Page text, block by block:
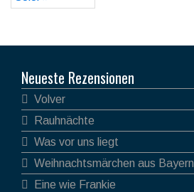
Neueste Rezensionen
Volver
Rauhnächte
Was vor uns liegt
Weihnachtsmärchen aus Bayern
Eine wie Frankie